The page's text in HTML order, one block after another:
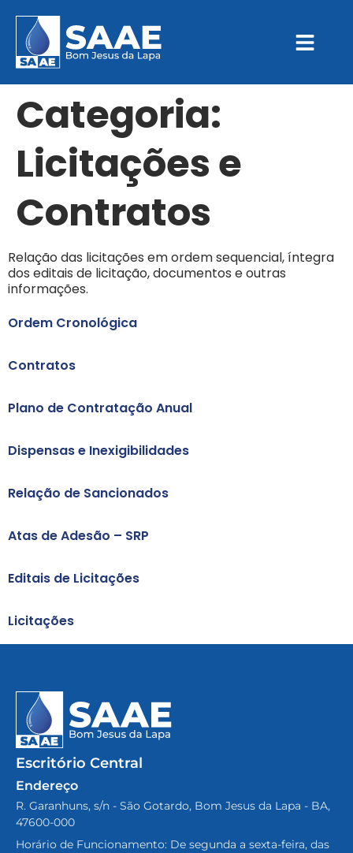
Categoria:
Licitações e
Contratos
Relação das licitações em ordem sequencial, íntegra
dos editais de licitação, documentos e outras
informações.
Ordem Cronológica
Contratos
Plano de Contratação Anual
Dispensas e Inexigibilidades
Relação de Sancionados
Atas de Adesão – SRP
Editais de Licitações
Licitações
Escritório Central
Endereço
R. Garanhuns, s/n - São Gotardo, Bom Jesus da Lapa - BA,
47600-000
Horário de Funcionamento: De segunda a sexta-feira, das